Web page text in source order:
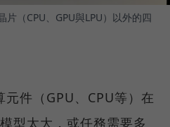
（CPU、GPU與LPU）以外的四
件（GPU、CPU等）在
型太大，或任務需要多